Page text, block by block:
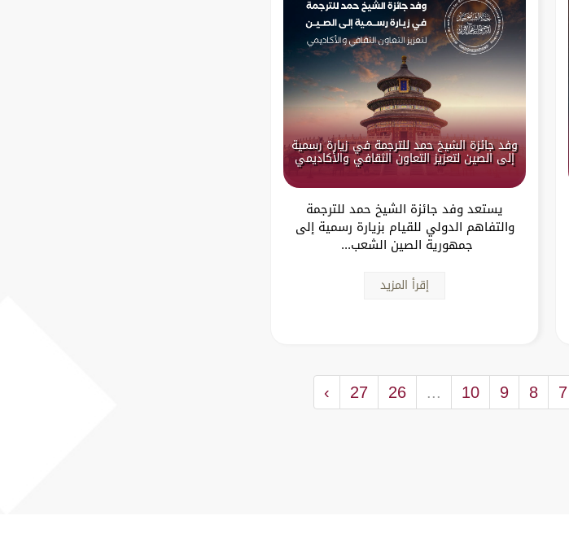
وفد جائزة الشيخ حمد للترجمة في زيارة رسمية
إلى الصين لتعزيز التعاون الثقافي والأكاديمي
يستعد وفد جائزة الشيخ حمد للترجمة
والتفاهم الدولي للقيام بزيارة رسمية إلى
جمهورية الصين الشعب...
إقرأ المزيد
7
8
9
10
...
26
27
›